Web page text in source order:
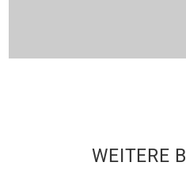
WEITERE